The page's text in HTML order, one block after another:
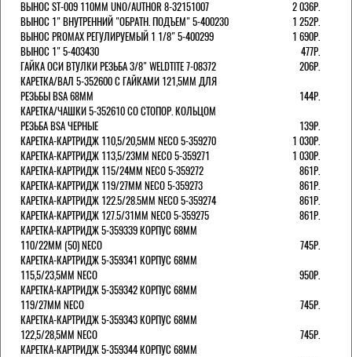
ВЫНОС ST-009 110ММ UNO/AUTHOR 8-32151007
2 036Р.
ВЫНОС 1" ВНУТРЕННИЙ "ОБРАТН. ПОДЪЕМ" 5-400230
1 252Р.
ВЫНОС PROMAX РЕГУЛИРУЕМЫЙ 1 1/8" 5-400299
1 690Р.
ВЫНОС 1" 5-403430
477Р.
ГАЙКА ОСИ ВТУЛКИ РЕЗЬБА 3/8" WELDTITE 7-08372
206Р.
КАРЕТКА/ВАЛ 5-352600 С ГАЙКАМИ 121,5ММ ДЛЯ
РЕЗЬБЫ BSA 68ММ
144Р.
КАРЕТКА/ЧАШКИ 5-352610 СО СТОПОР. КОЛЬЦОМ
РЕЗЬБА BSA ЧЕРНЫЕ
139Р.
КАРЕТКА-КАРТРИДЖ 110,5/20,5ММ NECO 5-359270
1 030Р.
КАРЕТКА-КАРТРИДЖ 113,5/23ММ NECO 5-359271
1 030Р.
КАРЕТКА-КАРТРИДЖ 115/24ММ NECO 5-359272
861Р.
КАРЕТКА-КАРТРИДЖ 119/27ММ NECO 5-359273
861Р.
КАРЕТКА-КАРТРИДЖ 122.5/28.5ММ NECO 5-359274
861Р.
КАРЕТКА-КАРТРИДЖ 127.5/31ММ NECO 5-359275
861Р.
КАРЕТКА-КАРТРИДЖ 5-359339 КОРПУС 68ММ
110/22ММ (50) NECO
745Р.
КАРЕТКА-КАРТРИДЖ 5-359341 КОРПУС 68ММ
115,5/23,5ММ NECO
950Р.
КАРЕТКА-КАРТРИДЖ 5-359342 КОРПУС 68ММ
119/27ММ NECO
745Р.
КАРЕТКА-КАРТРИДЖ 5-359343 КОРПУС 68ММ
122,5/28,5ММ NECO
745Р.
КАРЕТКА-КАРТРИДЖ 5-359344 КОРПУС 68ММ